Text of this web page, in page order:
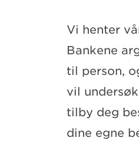
Vi henter
Bankene
til person,
vil
tilby deg
dine egne